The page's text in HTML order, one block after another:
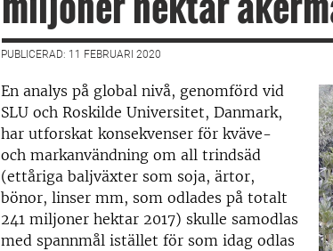
PUBLICERAD: 11 FEBRUARI 2020
En analys på global nivå, genomförd vid
SLU och Roskilde Universitet, Danmark,
har utforskat konsekvenser för kväve-
och markanvändning om all trindsäd
(ettåriga baljväxter som soja, ärtor,
bönor, linser mm, som odlades på totalt
241 miljoner hektar 2017) skulle samodlas
med spannmål istället för som idag odlas